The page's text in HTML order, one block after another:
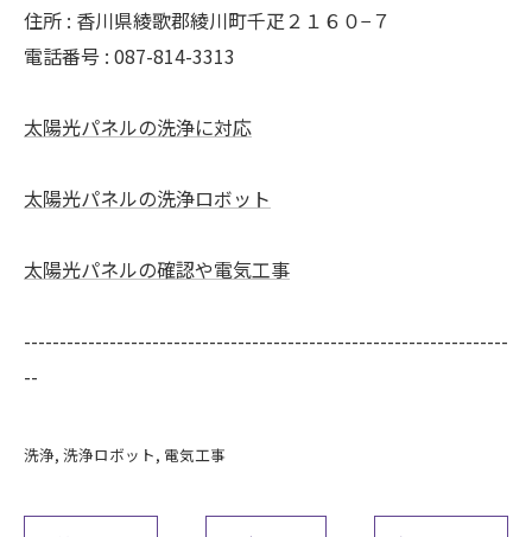
住所 : 香川県綾歌郡綾川町千疋２１６０−７
電話番号 : 087-814-3313
太陽光パネルの洗浄に対応
太陽光パネルの洗浄ロボット
太陽光パネルの確認や電気工事
--------------------------------------------------------------------
--
洗浄 洗浄ロボット 電気工事